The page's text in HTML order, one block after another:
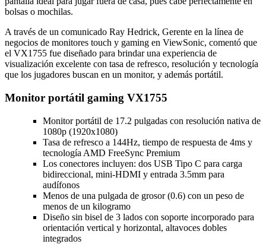
bolsas o mochilas.
A través de un comunicado Ray Hedrick, Gerente en la línea de
negocios de monitores touch y gaming en ViewSonic, comentó que
el VX1755 fue diseñado para brindar una experiencia de
visualización excelente con tasa de refresco, resolución y tecnología
que los jugadores buscan en un monitor, y además portátil.
Monitor portátil gaming VX1755
Monitor portátil de 17.2 pulgadas con resolución nativa de
1080p (1920x1080)
Tasa de refresco a 144Hz, tiempo de respuesta de 4ms y
tecnología AMD FreeSync Premium
Los conectores incluyen: dos USB Tipo C para carga
bidireccional, mini-HDMI y entrada 3.5mm para
audífonos
Menos de una pulgada de grosor (0.6) con un peso de
menos de un kilogramo
Diseño sin bisel de 3 lados con soporte incorporado para
orientación vertical y horizontal, altavoces dobles
integrados